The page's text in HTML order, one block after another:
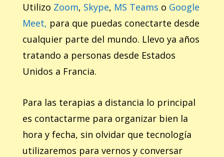
Utilizo Zoom, Skype, MS Teams o Google
Meet, para que puedas conectarte desde
cualquier parte del mundo. Llevo ya años
tratando a personas desde Estados
Unidos a Francia.
Para las terapias a distancia lo principal
es contactarme para organizar bien la
hora y fecha, sin olvidar que tecnología
utilizaremos para vernos y conversar